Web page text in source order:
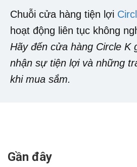
Chuỗi cửa hàng tiện lợi
hoạt động liên tục không
Hãy đến cửa hàng Circle K
nhận sự tiện lợi và những
khi mua sắm.
Gần đây